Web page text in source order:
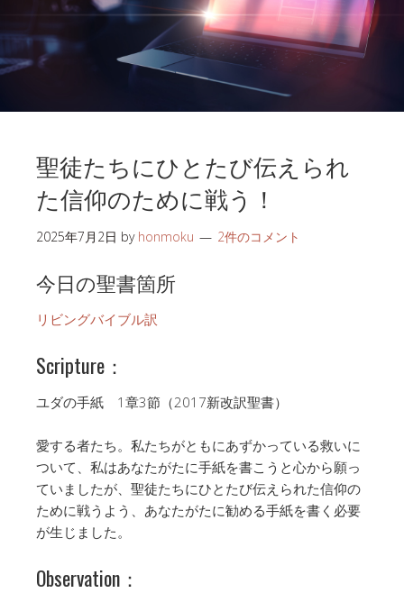
聖徒たちにひとたび伝えられ
た信仰のために戦う！
2025年7月2日 by honmoku 2件のコメント
今日の聖書箇所
リビングバイブル訳
Scripture：
ユダの手紙 1章3節（2017新改訳聖書）
愛する者たち。私たちがともにあずかっている救いに
ついて、私はあなたがたに手紙を書こうと心から願っ
ていましたが、聖徒たちにひとたび伝えられた信仰の
ために戦うよう、あなたがたに勧める手紙を書く必要
が生じました。
Observation：